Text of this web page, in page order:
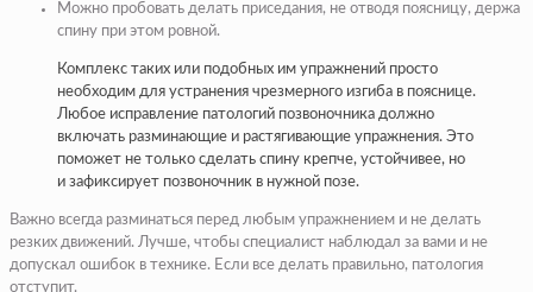
Можно пробовать делать приседания, не отводя поясницу, держа
спину при этом ровной.
Комплекс таких или подобных им упражнений просто
необходим для устранения чрезмерного изгиба в пояснице.
Любое исправление патологий позвоночника должно
включать разминающие и растягивающие упражнения. Это
поможет не только сделать спину крепче, устойчивее, но
и зафиксирует позвоночник в нужной позе.
Важно всегда разминаться перед любым упражнением и не делать
резких движений. Лучше, чтобы специалист наблюдал за вами и не
допускал ошибок в технике. Если все делать правильно, патология
отступит.